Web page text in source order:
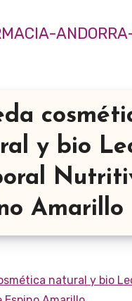
y bio
Amarillo